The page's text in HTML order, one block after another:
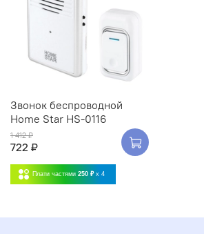
Звонок беспроводной
Home Star HS-0116
1 412 ₽
722 ₽
Плати частями 250 ₽ x 4